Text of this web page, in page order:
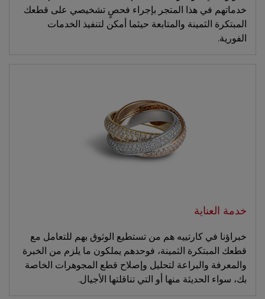
خدماتهم في هذا المتجر بإجراء فحصٍ تشخيصي على قطعك
المبتكرة الثمينة والمتابعة حيثما أمكن لتنفيذ الخدمات
الفورية.
خدمة العناية
خبراؤنا في كارتييه هم من تستطيع الوثوق بهم للتعامل مع
قطعك المبتكرة الثمينة، فوحدهم يملكون ما يلزم من الخبرة
والمعرفة والبراعة لتحليل وإصلاح قطع المجوهرات الخاصة
بك، سواء الحديثة منها أو التي تناقلتها الأجيال.